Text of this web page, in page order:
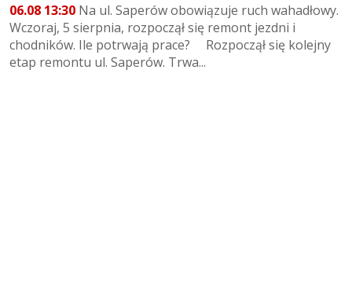
06.08 13:30 Na ul. Saperów obowiązuje ruch wahadłowy.
Wczoraj, 5 sierpnia, rozpoczął się remont jezdni i
chodników. Ile potrwają prace? Rozpoczął się kolejny
etap remontu ul. Saperów. Trwa...